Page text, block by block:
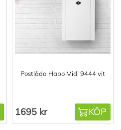
Postlåda Habo Midi 9444 vit
1695 kr KÖP